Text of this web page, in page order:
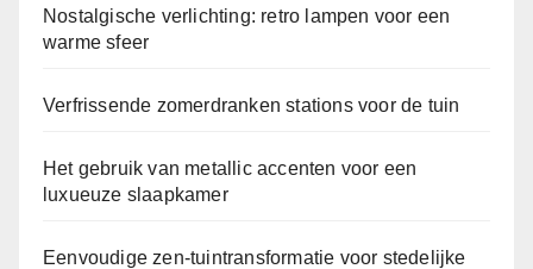
Nostalgische verlichting: retro lampen voor een
warme sfeer
Verfrissende zomerdranken stations voor de tuin
Het gebruik van metallic accenten voor een
luxueuze slaapkamer
Eenvoudige zen-tuintransformatie voor stedelijke